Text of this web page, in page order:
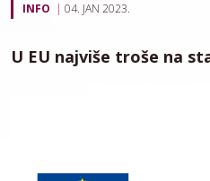
INFO 04. JAN 2023.
U EU najviše troše na